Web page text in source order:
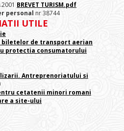
BREVET TURISM.pdf
personal nr 38744
UTILE
biletelor de transport aerian
protectia consumatorului
Antreprenoriatului si
cetatenii minori romani
a site-ului